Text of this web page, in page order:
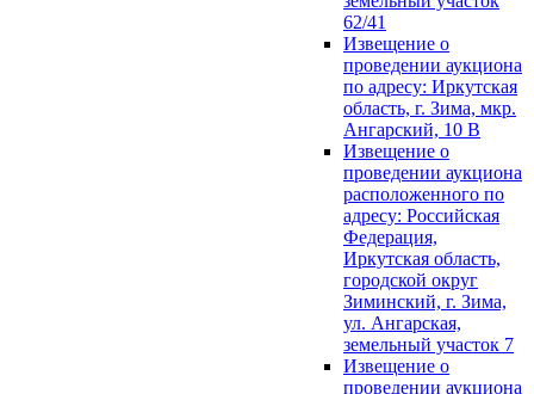
62/41
Извещение о
проведении аукциона
по адресу: Иркутская
область, г. Зима, мкр.
Ангарский, 10 В
Извещение о
проведении аукциона
расположенного по
адресу: Российская
Федерация,
Иркутская область,
городской округ
Зиминский, г. Зима,
ул. Ангарская,
земельный участок 7
Извещение о
проведении аукциона